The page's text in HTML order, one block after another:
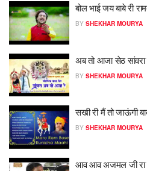
बोल भाई जय बाबे री
BY SHEKHAR MOURYA
अब तो आजा सेठ सांवरा
BY SHEKHAR MOURYA
सखी री मैं तो जाऊंगी
BY SHEKHAR MOURYA
आव आव अजमल जी रा